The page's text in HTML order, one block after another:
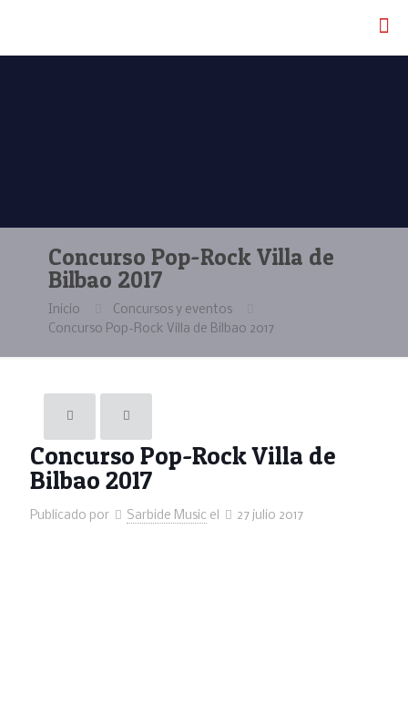
Concurso Pop-Rock Villa de
Bilbao 2017
Inicio
Concursos y eventos
Concurso Pop-Rock Villa de Bilbao 2017
Concurso Pop-Rock Villa de
Bilbao 2017
Publicado por Sarbide Music el 27 julio 2017